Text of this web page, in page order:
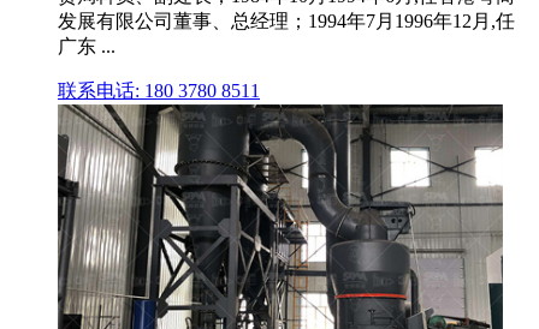
发展有限公司董事、总经理；1994年7月1996年12月,任
广东 ...
联系电话: 180 3780 8511